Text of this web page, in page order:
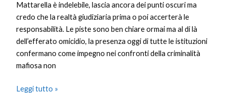
Mattarella è indelebile, lascia ancora dei punti oscuri ma
credo che la realtà giudiziaria prima o poi accerterà le
responsabilità. Le piste sono ben chiare ormai ma al di là
dell’efferato omicidio, la presenza oggi di tutte le istituzioni
confermano come impegno nei confronti della criminalità
mafiosa non
Leggi tutto »